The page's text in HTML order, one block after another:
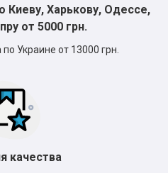
Киеву, Харькову, Одессе,
от 5000 грн.
Украине от 13000 грн.
качества